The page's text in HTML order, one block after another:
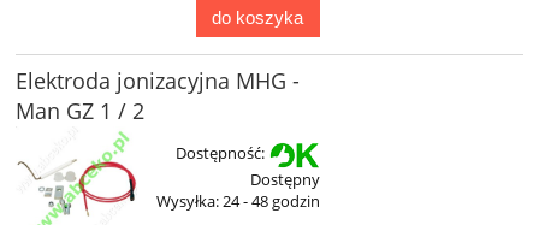
do koszyka
Elektroda jonizacyjna MHG -
Man GZ 1 / 2
Dostępność:
Dostępny
Wysyłka:24 - 48 godzin